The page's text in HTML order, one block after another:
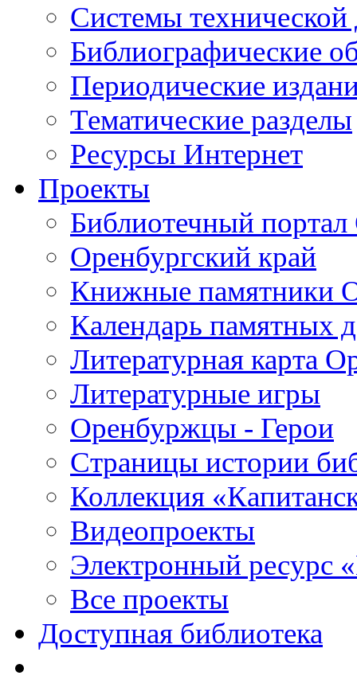
Cистемы
Библиографические
Периодические
Тематические разделы
Ресурсы Интернет
Проекты
Библиотечный портал
Оренбургский край
Книжные памятники
Календарь памятных
Литературная карта
Литературные игры
Оренбуржцы - Герои
Страницы истории
Коллекция
Видеопроекты
Электронный ресурс
Все проекты
Доступная библиотека